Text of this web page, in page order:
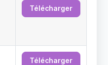
Télécharger
Télécharger